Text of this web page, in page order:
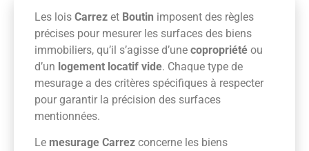
Les lois Carrez et Boutin imposent des règles
précises pour mesurer les surfaces des biens
immobiliers, qu’il s’agisse d’une copropriété ou
d’un logement locatif vide. Chaque type de
mesurage a des critères spécifiques à respecter
pour garantir la précision des surfaces
mentionnées.
Le mesurage Carrez concerne les biens